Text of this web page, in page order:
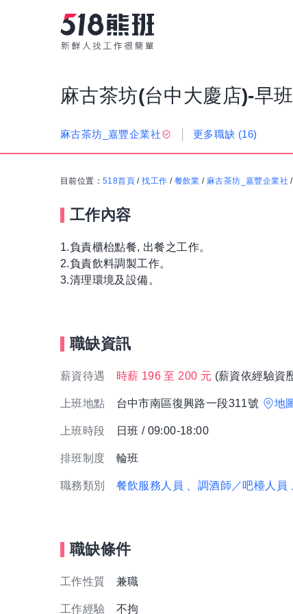
麻古茶坊(台中大慶店)-早
麻古茶坊_嘉豐企業社 更多職缺 (16)
目前位置： 518首頁 /找工作 / 餐飲業 / 麻古茶坊_嘉豐企業社 /
工作內容
1.負責櫃枱點餐, 出餐之工作。
2.負責飲料調製工作。
3.清理環境及設備。
職缺資訊
薪資待遇 時薪 196 至 200 元 (薪資依經驗資
上班地點 台中市南區復興路一段311號 地
上班時段 日班 / 09:00-18:00
排班制度 輪班
職務類別 餐飲服務人員 、調酒師／吧檯人員
職缺條件
工作性質 兼職
工作經驗 不拘